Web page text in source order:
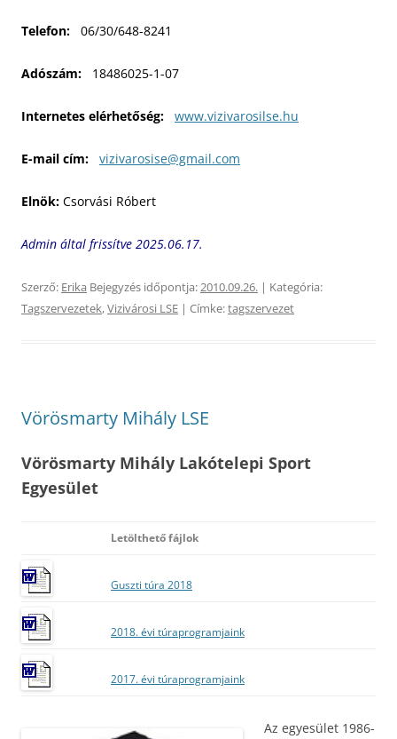
Telefon: 06/30/648-8241
Adószám: 18486025-1-07
Internetes elérhetőség: www.vizivarosilse.hu
E-mail cím: vizivarosise@gmail.com
Elnök: Csorvási Róbert
Admin által frissítve 2025.06.17.
Szerző: Erika Bejegyzés időpontja: 2010.09.26. | Kategória:
Tagszervezetek,Vizivárosi LSE | Címke:tagszervezet
Vörösmarty Mihály LSE
Vörösmarty Mihály Lakótelepi Sport
Egyesület
Letölthető fájlok
Guszti túra 2018
2018. évi túraprogramjaink
2017. évi túraprogramjaink
Az egyesület 1986-